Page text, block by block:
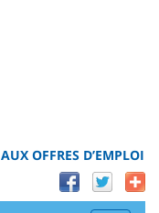
OFFRES D’EMPLOI